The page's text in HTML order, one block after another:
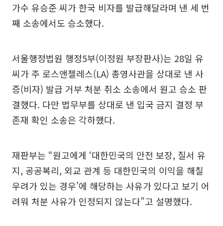
가수 유승준 씨가 한국 비자를 발급해달라며 낸 세 번
째 소송에서도 승소했다.
서울행정법원 행정5부(이정원 부장판사)는 28일 유
씨가 주 로스앤젤레스(LA) 총영사관을 상대로 낸 사
증(비자) 발급 거부 처분 취소 소송에서 원고 승소 판
결했다. 다만 법무부를 상대로 낸 입국 금지 결정 부
존재 확인 소송은 각하했다.
재판부는 “원고에게 ‘대한민국의 안전 보장, 질서 유
지, 공공복리, 외교 관계 등 대한민국의 이익을 해칠
우려가 있는 경우’에 해당하는 사유가 있다고 보기 어
려워 처분 사유가 인정되지 않는다”고 설명했다.